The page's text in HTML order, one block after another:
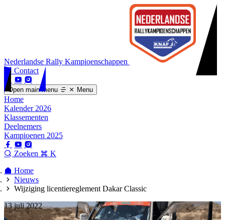
Nederlandse Rally Kampioenschappen
Contact
Open main menu Menu
Home
Kalender 2026
Klassementen
Deelnemers
Kampioenen 2025
Zoeken
K
Home
Nieuws
Wijziging licentiereglement Dakar Classic
13 juli 2022